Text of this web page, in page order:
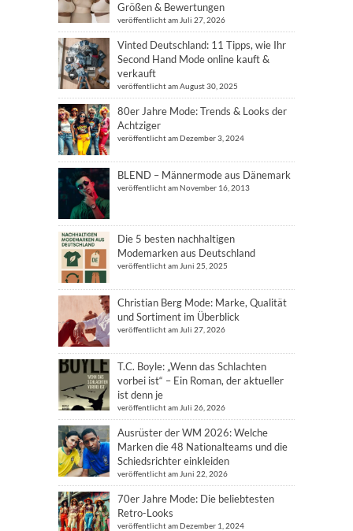
Größen & Bewertungen
veröffentlicht am Juli 27, 2026
Vinted Deutschland: 11 Tipps, wie Ihr
Second Hand Mode online kauft &
verkauft
veröffentlicht am August 30, 2025
80er Jahre Mode: Trends & Looks der
Achtziger
veröffentlicht am Dezember 3, 2024
BLEND – Männermode aus Dänemark
veröffentlicht am November 16, 2013
Die 5 besten nachhaltigen
Modemarken aus Deutschland
veröffentlicht am Juni 25, 2025
Christian Berg Mode: Marke, Qualität
und Sortiment im Überblick
veröffentlicht am Juli 27, 2026
T.C. Boyle: „Wenn das Schlachten
vorbei ist“ – Ein Roman, der aktueller
ist denn je
veröffentlicht am Juli 26, 2026
Ausrüster der WM 2026: Welche
Marken die 48 Nationalteams und die
Schiedsrichter einkleiden
veröffentlicht am Juni 22, 2026
70er Jahre Mode: Die beliebtesten
Retro-Looks
veröffentlicht am Dezember 1, 2024